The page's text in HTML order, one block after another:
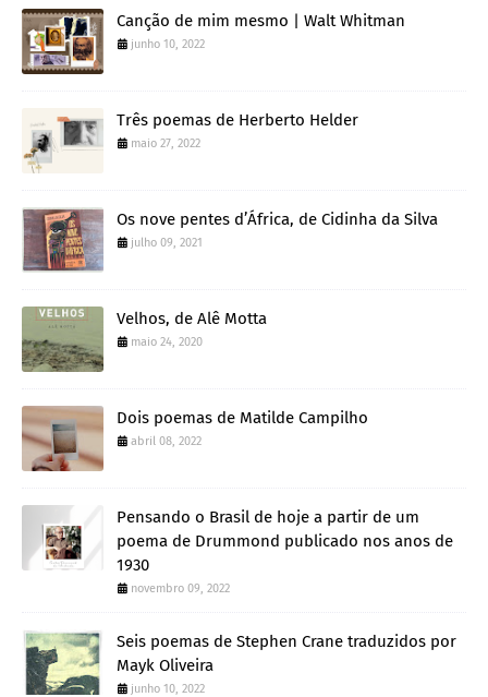
Canção de mim mesmo | Walt Whitman
junho 10, 2022
Três poemas de Herberto Helder
maio 27, 2022
Os nove pentes d’África, de Cidinha da Silva
julho 09, 2021
Velhos, de Alê Motta
maio 24, 2020
Dois poemas de Matilde Campilho
abril 08, 2022
Pensando o Brasil de hoje a partir de um
poema de Drummond publicado nos anos de
1930
novembro 09, 2022
Seis poemas de Stephen Crane traduzidos por
Mayk Oliveira
junho 10, 2022